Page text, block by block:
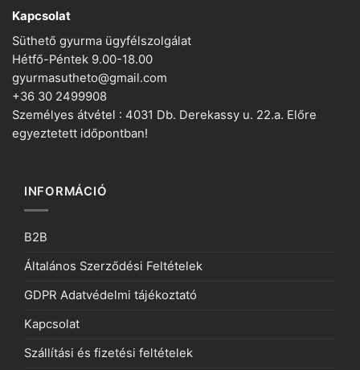
Kapcsolat
Süthető gyurma ügyfélszolgálat
Hétfő-Péntek 9.00-18.00
gyurmasutheto@gmail.com
+36 30 2499908
Személyes átvétel : 4031 Db. Derekassy u. 22.a. Előre
egyeztetett időpontban!
INFORMÁCIÓ
B2B
Általános Szerződési Feltételek
GDPR Adatvédelmi tájékoztató
Kapcsolat
Szállítási és fizetési feltételek